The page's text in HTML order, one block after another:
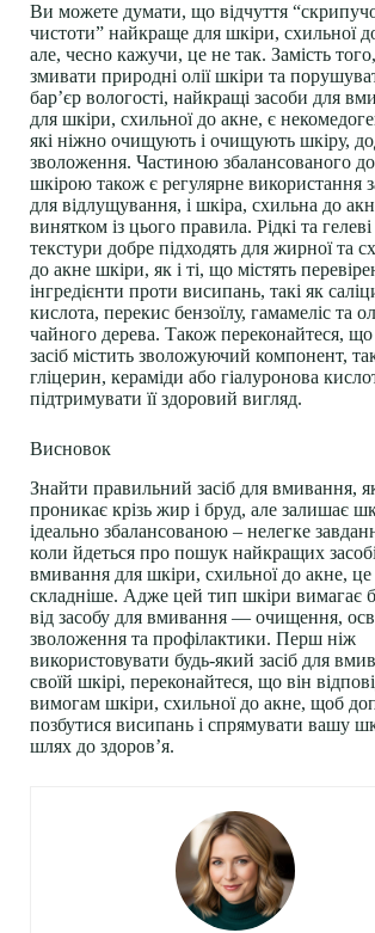
Ви можете думати, що відчуття
чистоти” найкраще для шкіри, схильної
але, чесно кажучи, це не так. Замість
змивати природні олії шкіри та
бар’єр вологості, найкращі засоби для
для шкіри, схильної до акне, є
які ніжно очищують і очищують шкіру,
зволоження. Частиною збалансованого
шкірою також є регулярне використання
для відлущування, і шкіра, схильна до
винятком із цього правила. Рідкі та гелеві
текстури добре підходять для жирної та
до акне шкіри, як і ті, що містять
інгредієнти проти висипань, такі як
кислота, перекис бензоїлу, гамамеліс та
чайного дерева. Також переконайтеся,
засіб містить зволожуючий компонент,
гліцерин, кераміди або гіалуронова
підтримувати її здоровий вигляд.
Висновок
Знайти правильний засіб для вмивання,
проникає крізь жир і бруд, але залишає
ідеально збалансованою – нелегке
коли йдеться про пошук найкращих
вмивання для шкіри, схильної до акне,
складніше. Адже цей тип шкіри вимагає
від засобу для вмивання — очищення,
зволоження та профілактики. Перш ніж
використовувати будь-який засіб для
своїй шкірі, переконайтеся, що він
вимогам шкіри, схильної до акне, щоб
позбутися висипань і спрямувати вашу
шлях до здоров’я.